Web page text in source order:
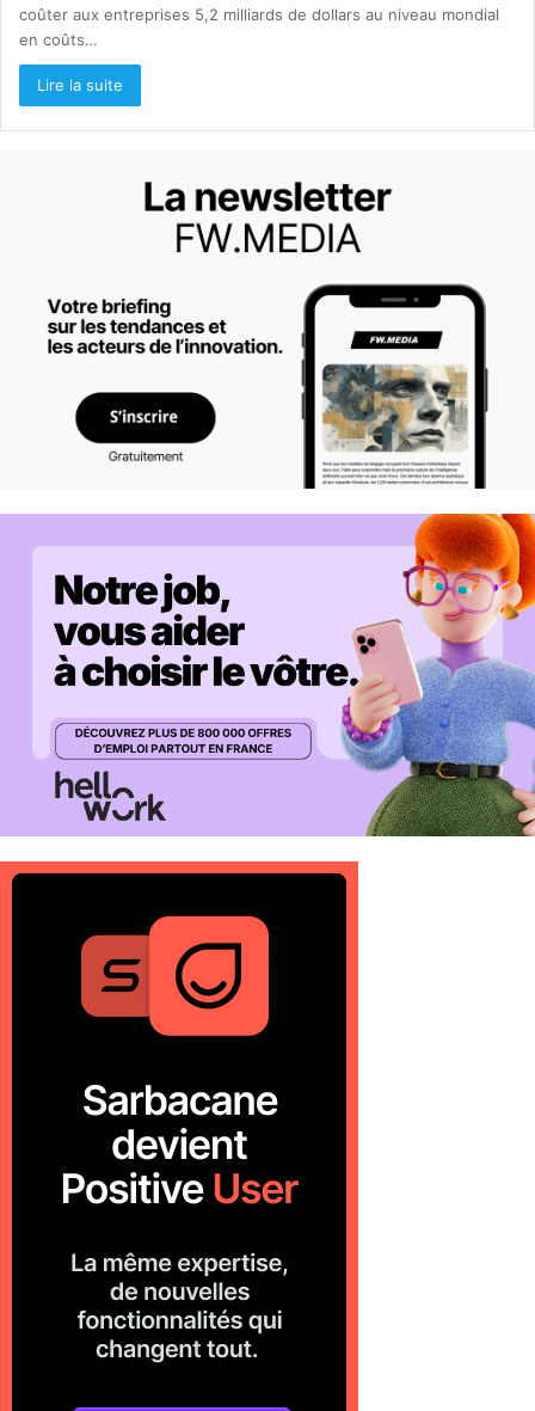
coûter aux entreprises 5,2 milliards de dollars au niveau mondial
en coûts…
Lire la suite